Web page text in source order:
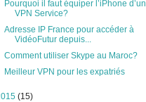
Pourquoi il faut équiper l’iPhone d’un
VPN Service?
Adresse IP France pour accéder à
VidéoFutur depuis...
Comment utiliser Skype au Maroc?
Meilleur VPN pour les expatriés
(15)